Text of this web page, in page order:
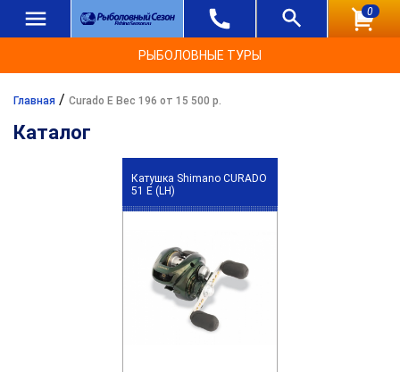
0
РЫБОЛОВНЫЕ ТУРЫ
Главная / Curado E Вес 196 от 15 500 р.
Каталог
Катушка Shimano CURADO
51 E (LH)